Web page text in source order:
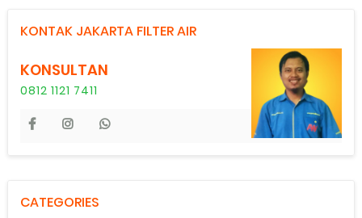
KONTAK JAKARTA FILTER AIR
KONSULTAN
0812 1121 7411
CATEGORIES